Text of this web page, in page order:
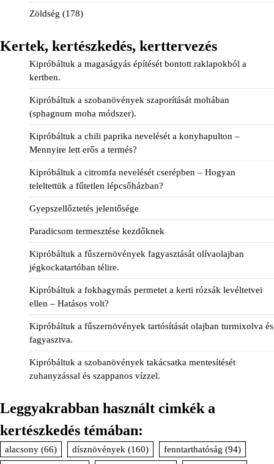
Zöldség (178)
Kertek, kertészkedés, kerttervezés
Kipróbáltuk a magaságyás építését bontott raklapokból a
kertben.
Kipróbáltuk a szobanövények szaporítását mohában
(sphagnum moha módszer).
Kipróbáltuk a chili paprika nevelését a konyhapulton –
Mennyire lett erős a termés?
Kipróbáltuk a citromfa nevelését cserépben – Hogyan
teleltettük a fűtetlen lépcsőházban?
Gyepszellőztetés jelentősége
Paradicsom termesztése kezdőknek
Kipróbáltuk a fűszernövények fagyasztását olívaolajban
jégkockatartóban télire.
Kipróbáltuk a fokhagymás permetet a kerti rózsák levéltetvei
ellen – Hatásos volt?
Kipróbáltuk a fűszernövények tartósítását olajban turmixolva és
fagyasztva.
Kipróbáltuk a szobanövények takácsatka mentesítését
zuhanyzással és szappanos vízzel.
Leggyakrabban használt cimkék a
kertészkedés témában:
alacsony (66) dísznövények (160) fenntarthatóság (94)